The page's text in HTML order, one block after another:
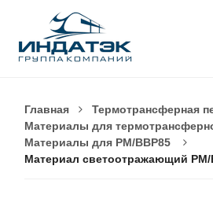
Главная
Термотрансферная
Материалы для
Материалы для PM/BBP85
Материал светоотражающий PM/